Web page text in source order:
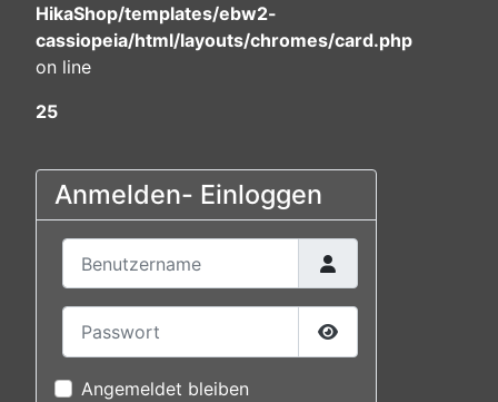
HikaShop/templates/ebw2-
cassiopeia/html/layouts/chromes/card.php
on line
25
Anmelden- Einloggen
Passwort anzeigen
Angemeldet bleiben